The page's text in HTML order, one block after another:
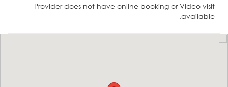
Provider does not have online booking or Video visit
available.